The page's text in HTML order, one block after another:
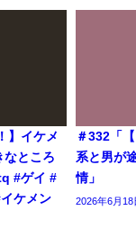
】イケメ
なところ
#ゲイ #
ケメン
＃332「
系と男が
情」
2026年6月18